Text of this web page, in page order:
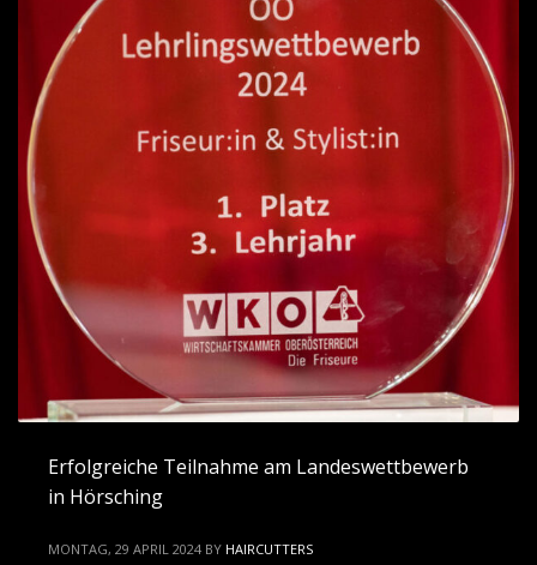
Erfolgreiche Teilnahme am Landeswettbewerb
in Hörsching
MONTAG, 29 APRIL 2024 BY HAIRCUTTERS